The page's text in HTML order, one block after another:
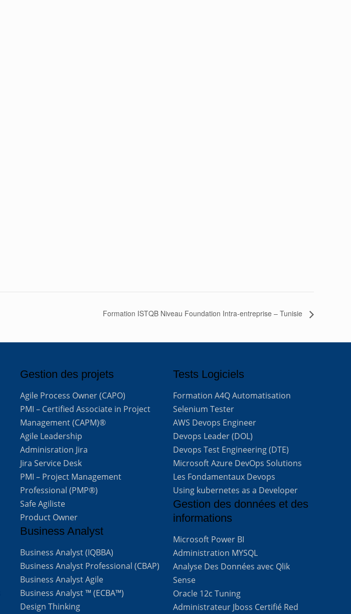
Formation ISTQB Niveau Foundation Intra-entreprise – Tunisie
Gestion des projets
Agile Process Owner (CAPO)
PMI – Certified Associate in Project
Management (CAPM)®
Agile Leadership
Adminisration Jira
Jira Service Desk
PMI – Project Management
Professional (PMP®)
Safe Agiliste
Product Owner
Business Analyst
Business Analyst (IQBBA)
Business Analyst Professional (CBAP)
Business Analyst Agile
Business Analyst ™ (ECBA™)
Design Thinking
Tests Logiciels
Formation A4Q Automatisation
Selenium Tester
AWS Devops Engineer
Devops Leader (DOL)
Devops Test Engineering (DTE)
Microsoft Azure DevOps Solutions
Les Fondamentaux Devops
Using kubernetes as a Developer
Gestion des données et des
informations
Microsoft Power BI
Administration MYSQL
Analyse Des Données avec Qlik
Sense
Oracle 12c Tuning
Administrateur Jboss Certifié Red